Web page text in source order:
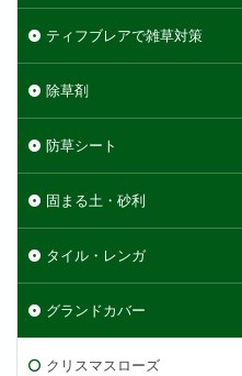
ティフブレアで雑草対策
除草剤
防草シート
固まる土・砂利
タイル・レンガ
グランドカバー
クリスマスローズ